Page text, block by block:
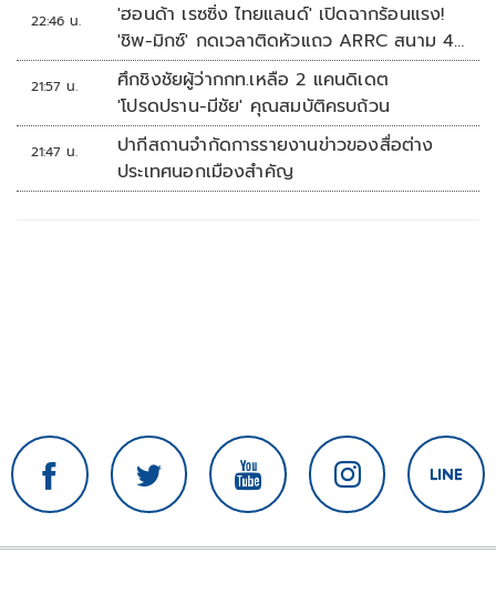
22:46 น.
'ฮอนด้า เรซซิ่ง ไทยแลนด์' เปิดฉากร้อนแรง!
'ชิพ-มิกซ์' กดเวลาติดหัวแถว ARRC สนาม 4
ที่มัลดาลิกา
21:57 น.
ศึกชิงชัยผู้ว่ากกท.เหลือ 2 แคนดิเดต
'โปรดปราน-มีชัย' คุณสมบัติครบถ้วน
21:47 น.
ปากีสถานจำกัดการรายงานข่าวของสื่อต่าง
ประเทศนอกเมืองสำคัญ